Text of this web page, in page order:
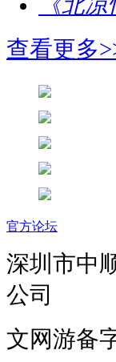
《北
查看更多
官方论坛
深圳市中
公司
文网游备